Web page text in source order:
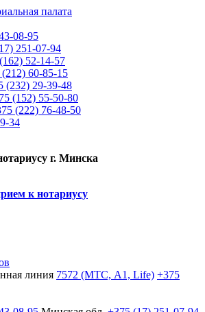
08-95
251-07-94
52-14-57
60-85-15
(232) 29-39-48
(152) 55-50-80
(222) 76-48-50
34
г. Минска
к нотариусу
линия 7572 (МТС, A1, Life) +375